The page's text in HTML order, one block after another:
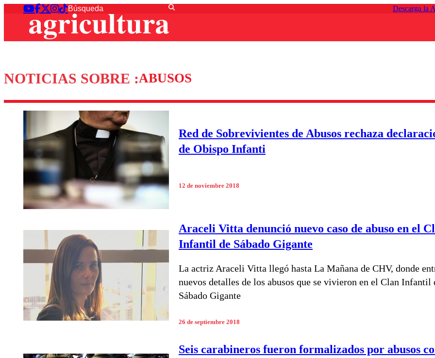
Descarga la
NOTICIAS SOBRE :ABUSOS
Red de Sobrevivientes de Abusos rechaza
de Obispo Infanti
12 de noviembre 2018
Araceli Vitta denunció nuevo caso de abuso en el
Infantil de Sábado Gigante
La actriz Araceli Vitta llegó hasta La Mañana de CHV, donde
nuevos detalles de los abusos que se vivieron en el Clan Infantil
Sábado Gigante
26 de septiembre 2018
Seis carabineros fueron formalizados por abusos